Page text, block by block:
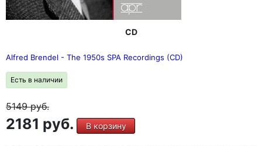
CD
Alfred Brendel - The 1950s SPA Recordings (CD)
Есть в наличии
5149руб.
2181 руб. В корзину